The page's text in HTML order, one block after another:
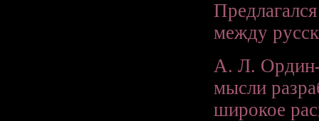
между
А. Л. Ордин-
мысли
широкое